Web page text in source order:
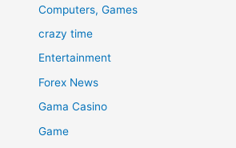
Computers, Games
crazy time
Entertainment
Forex News
Gama Casino
Game